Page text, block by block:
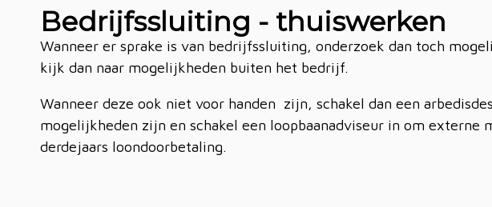
Bedrijfssluiting - thuiswerken
Wanneer er sprake is van bedrijfssluiting, onderzoek dan toch
kijk dan naar mogelijkheden buiten het bedrijf.
Wanneer deze ook niet voor handen zijn, schakel dan een
mogelijkheden zijn en schakel een loopbaanadviseur in om
derdejaars loondoorbetaling.